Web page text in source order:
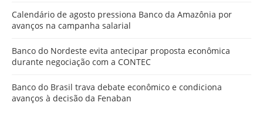
Calendário de agosto pressiona Banco da Amazônia por
avanços na campanha salarial
Banco do Nordeste evita antecipar proposta econômica
durante negociação com a CONTEC
Banco do Brasil trava debate econômico e condiciona
avanços à decisão da Fenaban